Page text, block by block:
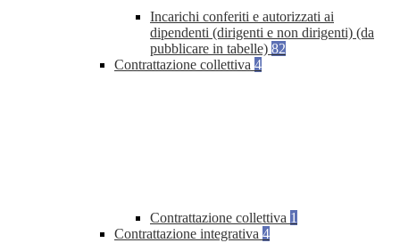
Incarichi conferiti e autorizzati ai
dipendenti (dirigenti e non dirigenti) (da
pubblicare in tabelle) 82
Contrattazione collettiva 4
Contrattazione collettiva 1
Contrattazione integrativa 4